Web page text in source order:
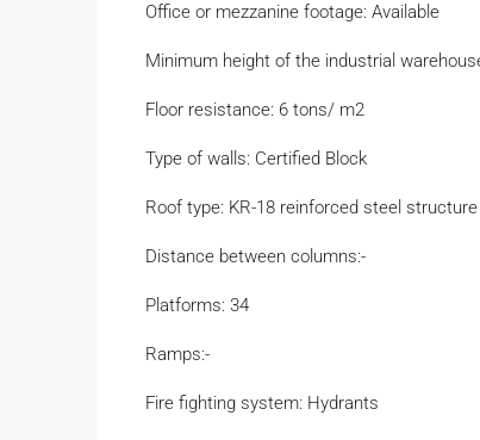
Office or mezzanine footage: Available
Minimum height of the industrial
Floor resistance: 6 tons/ m2
Type of walls: Certified Block
Roof type: KR-18 reinforced steel structure
Distance between columns:-
Platforms: 34
Ramps:-
Fire fighting system: Hydrants